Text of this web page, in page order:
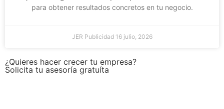
para obtener resultados concretos en tu negocio.
JER Publicidad 16 julio, 2026
¿Quieres hacer crecer tu empresa?
Solicita tu asesoría gratuíta